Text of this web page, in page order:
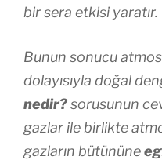
bir sera etkisi yaratır.
Bunun sonucu
dolayısıyla doğal
nedir?sorusunun
gazlar ile birlikte
gazların bütününe